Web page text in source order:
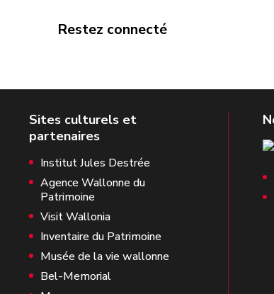
Restez connecté
Institut Jules Destrée
Agence Wallonne du
Patrimoine
Visit Wallonia
Inventaire du Patrimoine
Musée de la vie wallonne
Bel-Memorial